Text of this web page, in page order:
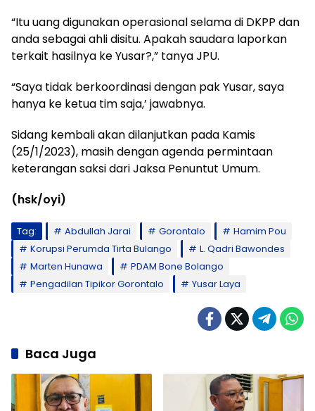
“Itu uang digunakan operasional selama di DKPP dan
anda sebagai ahli disitu. Apakah saudara laporkan
terkait hasilnya ke Yusar?,” tanya JPU.
“Saya tidak berkoordinasi dengan pak Yusar, saya
hanya ke ketua tim saja,’ jawabnya.
Sidang kembali akan dilanjutkan pada Kamis
(25/1/2023), masih dengan agenda permintaan
keterangan saksi dari Jaksa Penuntut Umum.
(hsk/oyi)
Tag: Abdullah Jarai Gorontalo
Hamim Pou
Korupsi Perumda Tirta Bulango
L. Qadri Bawondes
Marten Hunawa
PDAM Bone Bolango
Pengadilan Tipikor Gorontalo
Yusar Laya
Baca Juga